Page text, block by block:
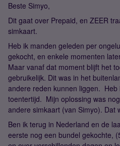
Beste Simyo,
Dit gaat over Prepaid, en ZEER
simkaart.
Heb ik manden geleden per
gekocht, en enkele momenten
Maar vanaf dat moment blijft het
gebruikelijk. Dit was in het
andere reden kunnen liggen. Heb
toentertijd. Mijn oplossing was
andere simkaart (van Simyo). Dat
Ben ik terug in Nederland en de
eerste nog een bundel gekochte,